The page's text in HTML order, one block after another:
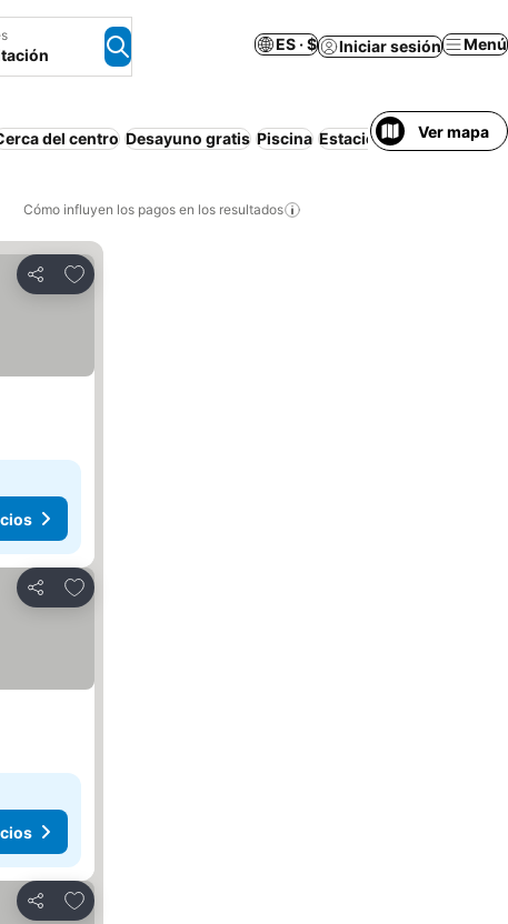
ES · $ Iniciar sesión Menú
del centro Desayuno gratis Piscina EstacionamientoVer mapa
Cómo influyen los pagos en los resultados
Compartir
Añadir a favoritos
Compartir
Añadir a favoritos
Compartir
Añadir a favoritos